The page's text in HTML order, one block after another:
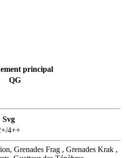
principal
QG
Svg
4++
Grenades Frag , Grenades Krak ,